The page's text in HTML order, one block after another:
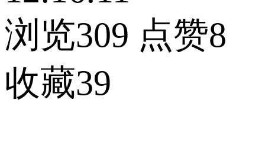
浏览309 点赞8
收藏39